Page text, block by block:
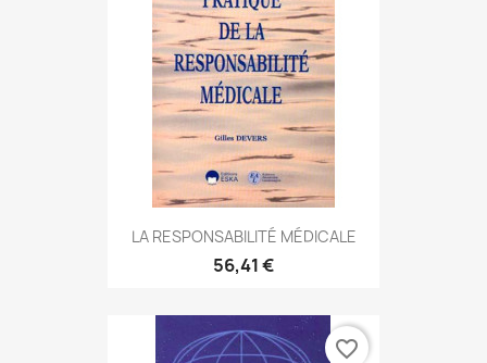
LA RESPONSABILITÉ MÉDICALE
56,41 €
favorite_border